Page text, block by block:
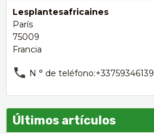
Lesplantesafricaines
París
75009
Francia
N ° de teléfono:+33759346139
Últimos artículos